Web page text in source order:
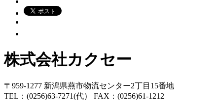
株式会社カクセー
〒959-1277 新潟県燕市物流センター2丁目15番地
TEL：(0256)63-7271(代） FAX：(0256)61-1212